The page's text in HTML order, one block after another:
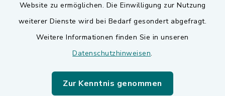
Website zu ermöglichen. Die Einwilligung zur Nutzung
weiterer Dienste wird bei Bedarf gesondert abgefragt.
Weitere Informationen finden Sie in unseren
Datenschutzhinweisen.
Zur Kenntnis genommen
Barrierefreiheit
Impressum